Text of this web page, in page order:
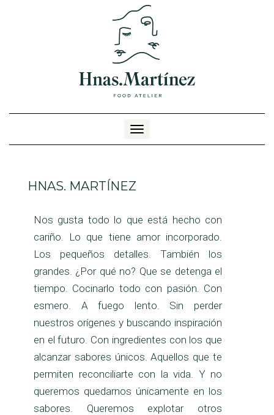
Cambiar modo de navegación
HNAS. MARTÍNEZ
Nos gusta todo lo que está hecho con
cariño. Lo que tiene amor incorporado.
Los pequeños detalles. También los
grandes. ¿Por qué no? Que se detenga el
tiempo. Cocinarlo todo con pasión. Con
esmero. A fuego lento. Sin perder
nuestros orígenes y buscando inspiración
en el futuro. Con ingredientes con los que
alcanzar sabores únicos. Aquellos que te
permiten reconciliarte con la vida. Y no
queremos quedarnos únicamente en los
sabores. Queremos explotar otros